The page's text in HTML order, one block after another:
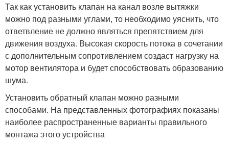
Так как установить клапан на канал возле вытяжки
можно под разными углами, то необходимо уяснить, что
ответвление не должно являться препятствием для
движения воздуха. Высокая скорость потока в сочетании
с дополнительным сопротивлением создаст нагрузку на
мотор вентилятора и будет способствовать образованию
шума.
Установить обратный клапан можно разными
способами. На представленных фотографиях показаны
наиболее распространенные варианты правильного
монтажа этого устройства